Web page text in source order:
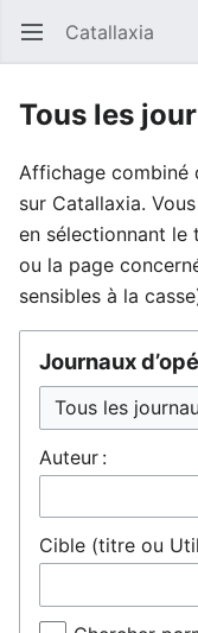
Ouvrir le menu principal Catallaxia
Tous les
Affichage combiné
sur Catallaxia.
en sélectionnant le
ou la page
sensibles à la
Journaux
Auteur :
Cible (titre ou